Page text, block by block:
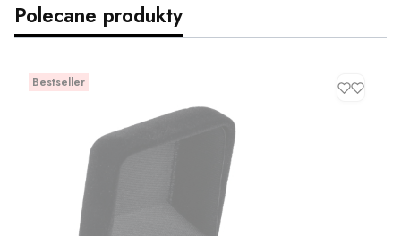
Polecane produkty
Bestseller